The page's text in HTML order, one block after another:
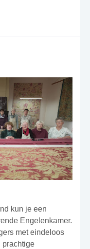
kun je een
Engelenkamer.
met eindeloos
prachtige